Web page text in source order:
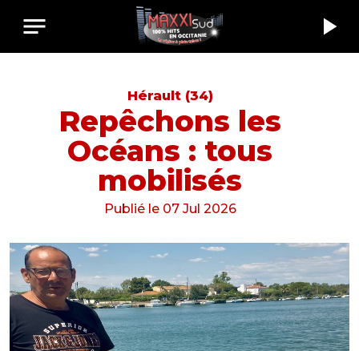
notes play_arrow
Hérault (34)
Repêchons les
Océans : tous
mobilisés
Publié le 07 Jul 2026